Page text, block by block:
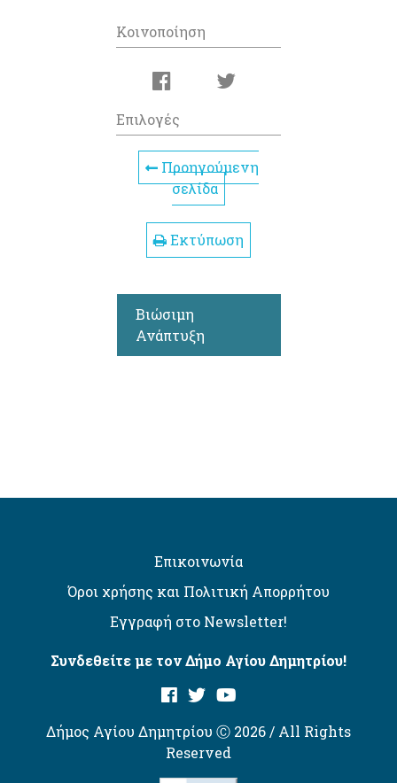
Κοινοποίηση
Επιλογές
Προηγούμενη
σελίδα
Εκτύπωση
Βιώσιμη
Ανάπτυξη
Επικοινωνία
Όροι χρήσης και Πολιτική Απορρήτου
Εγγραφή στο Newsletter!
Συνδεθείτε με τον Δήμο Αγίου Δημητρίου!
Δήμος Αγίου Δημητρίου Ⓒ 2026 / All Rights
Reserved